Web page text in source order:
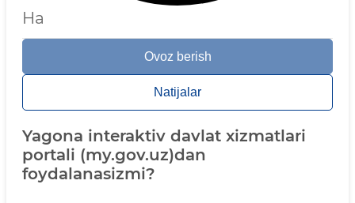
Ha
Ovoz berish
Natijalar
Yagona interaktiv davlat xizmatlari
portali (my.gov.uz)dan
foydalanasizmi?